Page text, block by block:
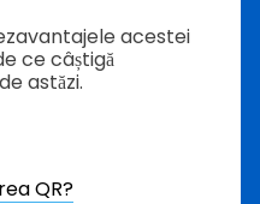
acestei
ce câștigă
astăzi.
QR?